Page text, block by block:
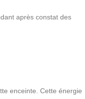
après constat des
enceinte. Cette énergie